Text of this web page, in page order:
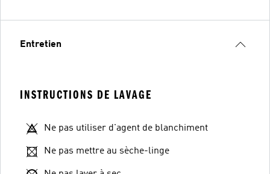
Entretien
INSTRUCTIONS DE LAVAGE
Ne pas utiliser d'agent de blanchiment
Ne pas mettre au sèche-linge